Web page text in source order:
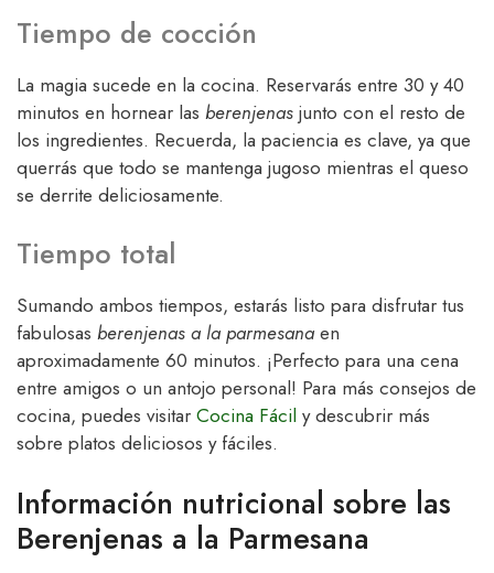
Tiempo de cocción
La magia sucede en la cocina. Reservarás entre 30 y 40
minutos en hornear las berenjenas junto con el resto de
los ingredientes. Recuerda, la paciencia es clave, ya que
querrás que todo se mantenga jugoso mientras el queso
se derrite deliciosamente.
Tiempo total
Sumando ambos tiempos, estarás listo para disfrutar tus
fabulosas berenjenas a la parmesana en
aproximadamente 60 minutos. ¡Perfecto para una cena
entre amigos o un antojo personal! Para más consejos de
cocina, puedes visitar Cocina Fácil y descubrir más
sobre platos deliciosos y fáciles.
Información nutricional sobre las
Berenjenas a la Parmesana